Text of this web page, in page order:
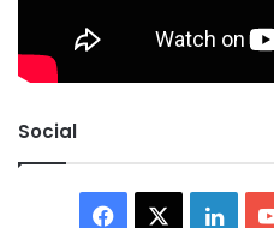
Social
Facebook